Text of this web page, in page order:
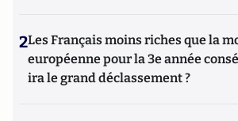
2Les Français moins riches que la
européenne pour la 3e année
ira le grand déclassement ?